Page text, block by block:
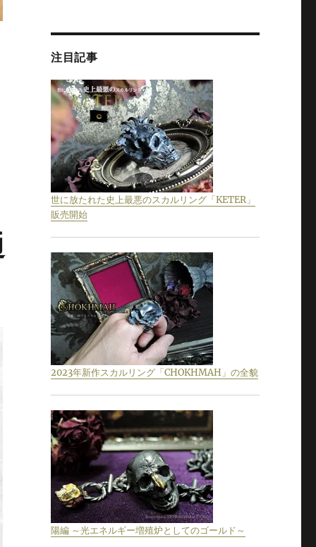
注目記事
世に放たれた史上最悪のスカルリング「KETER」
販売開始
2023年新作スカルリング「CHOKHMAH」の全貌
陽編 ～光エネルギー増殖炉としてのゴールド～